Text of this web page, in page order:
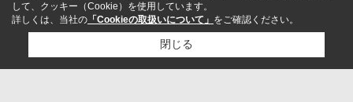
して、クッキー（Cookie）を使用しています。
詳しくは、当社の 「Cookieの取扱いについて」 をご確認ください。
閉じる